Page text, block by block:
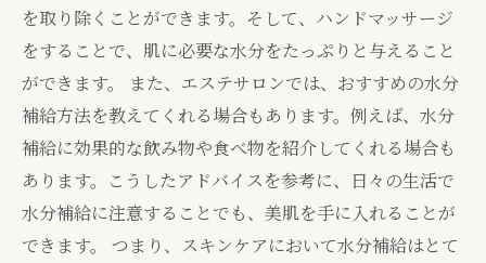
を取り除くことができます。そして、ハンドマッサージ
をすることで、肌に必要な水分をたっぷりと与えること
ができます。 また、エステサロンでは、おすすめの水分
補給方法を教えてくれる場合もあります。例えば、水分
補給に効果的な飲み物や食べ物を紹介してくれる場合も
あります。こうしたアドバイスを参考に、日々の生活で
水分補給に注意することでも、美肌を手に入れることが
できます。 つまり、スキンケアにおいて水分補給はとて